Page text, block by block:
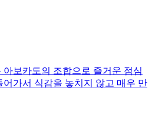
보카도의 조합으로 즐거운 점심
가서 식감을 놓치지 않고 매우 만